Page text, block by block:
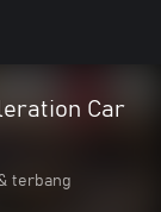
Car
terbang